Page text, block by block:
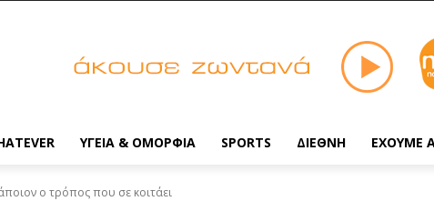
ΥΓΕΙΑ & ΟΜΟΡΦΙΑ SPORTS ΔΙΕΘΝΗ ΕΧΟΥΜΕ
ο τρόπος που σε κοιτάει